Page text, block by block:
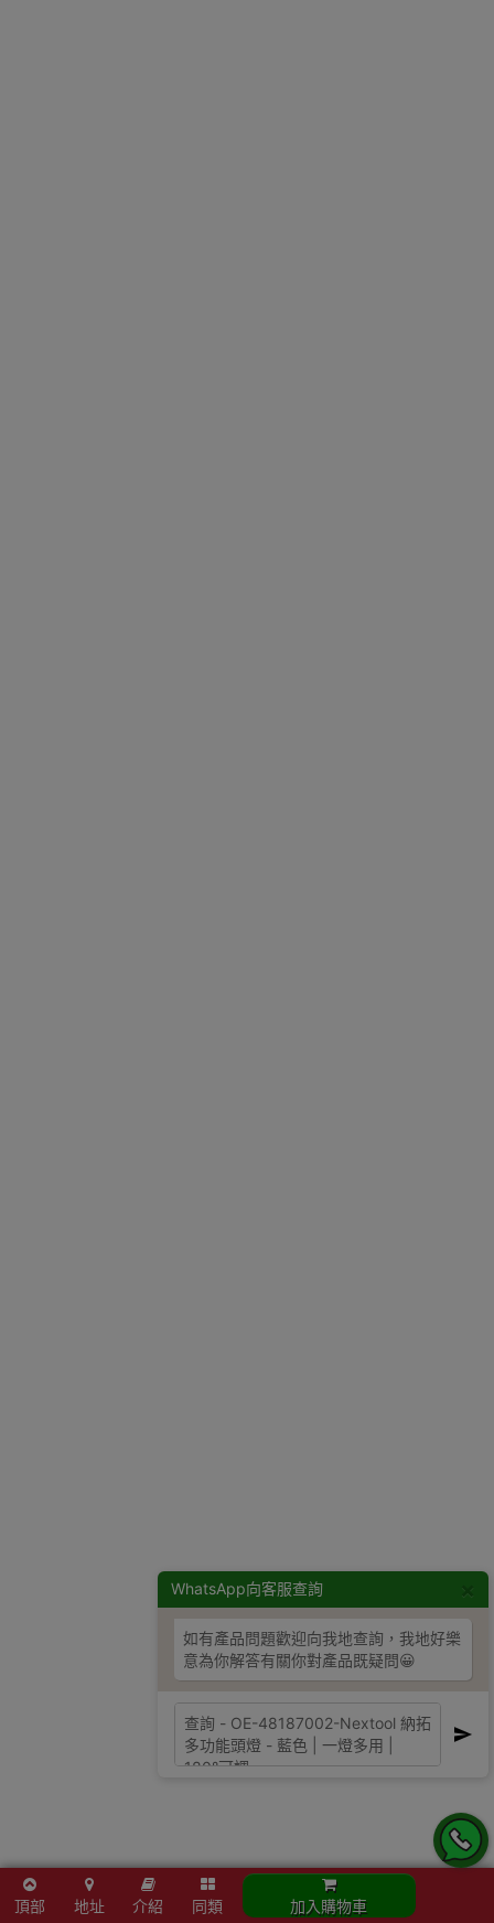
WhatsApp向客服查詢
如有產品問題歡迎向我地查詢，我地好樂
意為你解答有關你對產品既疑問😀
頂部 地址 介紹 同類 加入購物車